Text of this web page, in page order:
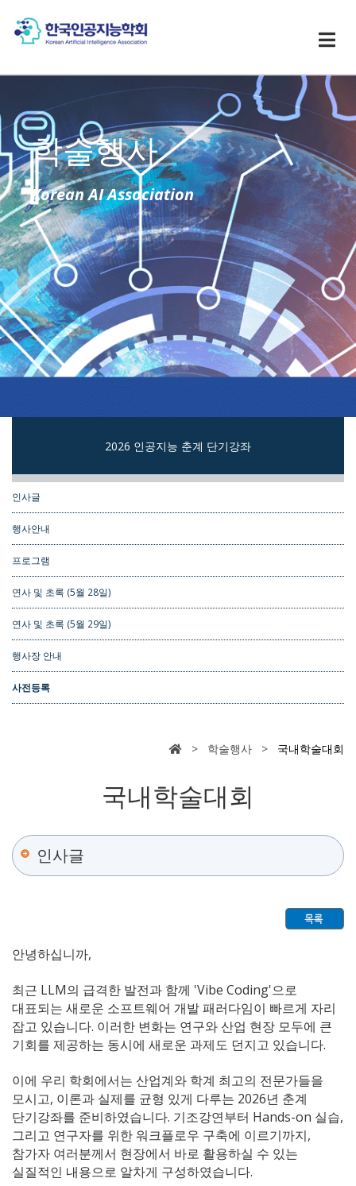
학술행사
Korean AI Association
2026 인공지능 춘계 단기강좌
인사글
행사안내
프로그램
연사 및 초록 (5월 28일)
연사 및 초록 (5월 29일)
행사장 안내
사전등록
> 학술행사 > 국내학술대회
국내학술대회
인사글
안녕하십니까,
최근 LLM의 급격한 발전과 함께 'Vibe Coding'으로
대표되는 새로운 소프트웨어 개발 패러다임이 빠르게 자리
잡고 있습니다. 이러한 변화는 연구와 산업 현장 모두에 큰
기회를 제공하는 동시에 새로운 과제도 던지고 있습니다.
이에 우리 학회에서는 산업계와 학계 최고의 전문가들을
모시고, 이론과 실제를 균형 있게 다루는 2026년 춘계
단기강좌를 준비하였습니다. 기조강연부터 Hands-on 실습,
그리고 연구자를 위한 워크플로우 구축에 이르기까지,
참가자 여러분께서 현장에서 바로 활용하실 수 있는
실질적인 내용으로 알차게 구성하였습니다.